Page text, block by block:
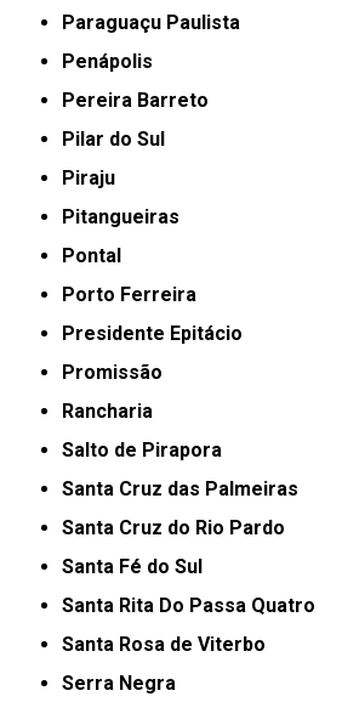
Paraguaçu Paulista
Penápolis
Pereira Barreto
Pilar do Sul
Piraju
Pitangueiras
Pontal
Porto Ferreira
Presidente Epitácio
Promissão
Rancharia
Salto de Pirapora
Santa Cruz das Palmeiras
Santa Cruz do Rio Pardo
Santa Fé do Sul
Santa Rita Do Passa Quatro
Santa Rosa de Viterbo
Serra Negra